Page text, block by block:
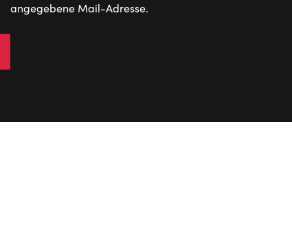
angegebene Mail-Adresse.